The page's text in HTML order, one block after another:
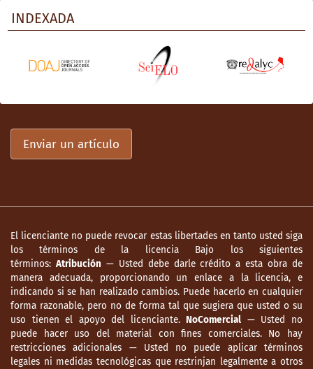
INDEXADA
Enviar un artículo
El licenciante no puede revocar estas libertades en tanto usted siga
los términos de la licencia Bajo los siguientes
términos: Atribución — Usted debe darle crédito a esta obra de
manera adecuada, proporcionando un enlace a la licencia, e
indicando si se han realizado cambios. Puede hacerlo en cualquier
forma razonable, pero no de forma tal que sugiera que usted o su
uso tienen el apoyo del licenciante.NoComercial — Usted no
puede hacer uso del material con fines comerciales. No hay
restricciones adicionales — Usted no puede aplicar términos
legales ni medidas tecnológicas que restrinjan legalmente a otros